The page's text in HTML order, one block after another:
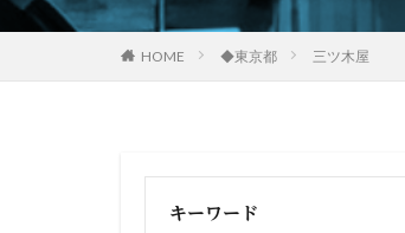
HOME ◆東京都 三ツ木屋
キーワード